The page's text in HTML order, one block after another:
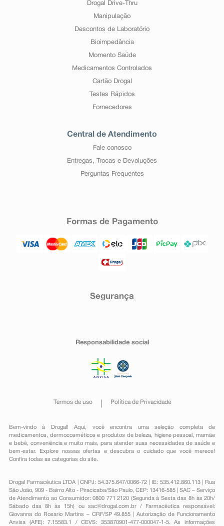
Drogal Drive-Thru
Manipulação
Descontos de Laboratório
Bioimpedância
Momento Saúde
Medicamentos Controlados
Cartão Drogal
Testes Rápidos
Fornecedores
Central de Atendimento
Fale conosco
Entregas, Trocas e Devoluções
Perguntas Frequentes
Formas de Pagamento
Segurança
Responsabilidade social
Termos de uso Política de Privacidade
Bem-vindo à Drogal! Aqui, você encontra uma seleção completa de
medicamentos , dermocosméticos e produtos de beleza, higiene pessoal ,mamãe
e bebê, conveniênciae muito mais, para atender suas necessidades de saúde e
bem-estar. Explore nossas ofertas e descubra o cuidado que você merece!
Confira todas as categorias do site.
Drogal Farmacêutica LTDA | CNPJ: 54.375.647/0066-72 | IE: 535.412.860.113 | Rua
São João, 909 - Bairro Alto - Piracicaba/São Paulo, CEP: 13416-585 | SAC – Serviço
de Atendimento ao Consumidor: 0800 771 2120 (Segunda à Sexta das 8h às 20h/
Sábado das 8h às 15h) ou sac@drogal.com.br/ Farmacêutica responsável:
Giovanna do Rosario Martins – CRF/SP 49.855 | Autorização de Funcionamento
Anvisa (AFE): 7.15583.1 / CEVS: 353870901-477-000047-1-5. As informações